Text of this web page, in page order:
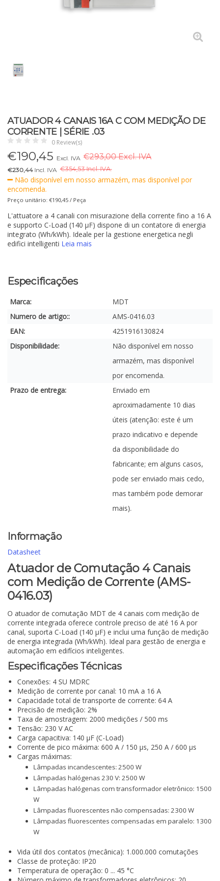
ATUADOR 4 CANAIS 16A C COM MEDIÇÃO DE
CORRENTE | SÉRIE .03
0 Review(s)
€190,45 Excl. IVA €293,00 Excl. IVA
€230,44 Incl. IVA €354,53 Incl. IVA.
Não disponível em nosso armazém, mas disponível por
encomenda.
Preço unitário: €190,45 / Peça
L'attuatore a 4 canali con misurazione della corrente fino a 16 A
e supporto C-Load (140 µF) dispone di un contatore di energia
integrato (Wh/kWh). Ideale per la gestione energetica negli
edifici intelligenti Leia mais
Especificações
Marca:
MDT
Numero de artigo::
AMS-0416.03
EAN:
4251916130824
Disponibilidade:
Não disponível em nosso
armazém, mas disponível
por encomenda.
Prazo de entrega:
Enviado em
aproximadamente 10 dias
úteis (atenção: este é um
prazo indicativo e depende
da disponibilidade do
fabricante; em alguns casos,
pode ser enviado mais cedo,
mas também pode demorar
mais).
Informação
Datasheet
Atuador de Comutação 4 Canais
com Medição de Corrente (AMS-
0416.03)
O atuador de comutação MDT de 4 canais com medição de
corrente integrada oferece controle preciso de até 16 A por
canal, suporta C-Load (140 µF) e inclui uma função de medição
de energia integrada (Wh/kWh). Ideal para gestão de energia e
automação em edifícios inteligentes.
Especificações Técnicas
Conexões: 4 SU MDRC
Medição de corrente por canal: 10 mA a 16 A
Capacidade total de transporte de corrente: 64 A
Precisão de medição: 2%
Taxa de amostragem: 2000 medições / 500 ms
Tensão: 230 V AC
Carga capacitiva: 140 µF (C-Load)
Corrente de pico máxima: 600 A / 150 µs, 250 A / 600 µs
Cargas máximas:
Lâmpadas incandescentes: 2500 W
Lâmpadas halógenas 230 V: 2500 W
Lâmpadas halógenas com transformador eletrônico: 1500
W
Lâmpadas fluorescentes não compensadas: 2300 W
Lâmpadas fluorescentes compensadas em paralelo: 1300
W
Vida útil dos contatos (mecânica): 1.000.000 comutações
Classe de proteção: IP20
Temperatura de operação: 0 ... 45 °C